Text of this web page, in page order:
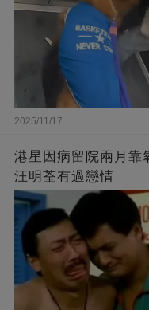
2025/11/17
港星因病留院兩月靠
汪明荃有過戀情